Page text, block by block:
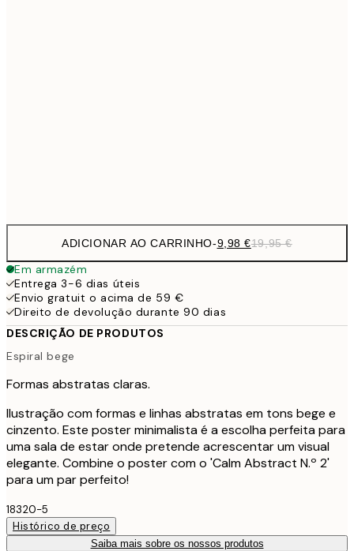
ADICIONAR AO CARRINHO-9,98 €19,95 €
Em armazém
Entrega 3-6 dias úteis
Envio gratuit o acima de 59 €
Direito de devolução durante 90 dias
DESCRIÇÃO DE PRODUTOS
Espiral bege
Formas abstratas claras.
Ilustração com formas e linhas abstratas em tons bege e
cinzento. Este poster minimalista é a escolha perfeita para
uma sala de estar onde pretende acrescentar um visual
elegante. Combine o poster com o 'Calm Abstract N.º 2'
para um par perfeito!
18320-5
Histórico de preço
Saiba mais sobre os nossos produtos